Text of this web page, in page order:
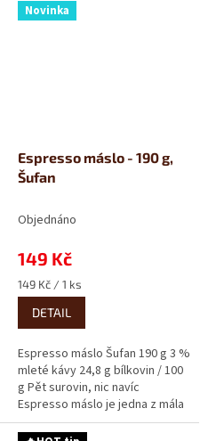
Novinka
Espresso máslo - 190 g,
Šufan
Objednáno
149 Kč
Měrná
cena:
149 Kč / 1 ks
DETAIL
Espresso máslo Šufan 190 g 3 %
mleté kávy 24,8 g bílkovin / 100
g Pět surovin, nic navíc
Espresso máslo je jedna z mála
ochucených variant,...